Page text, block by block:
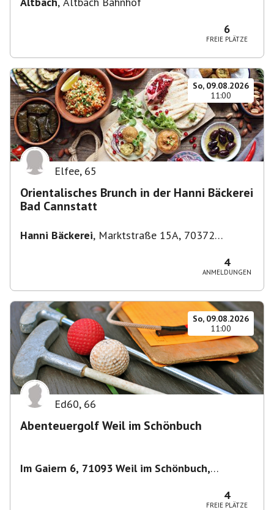
6
FREIE PLÄTZE
So, 09.08.2026
11:00
Elfee, 65
Orientalisches Brunch in der Hanni Bäckerei
Bad Cannstatt
Hanni Bäckerei, Marktstraße 15A, 70372
4
ANMELDUNGEN
So, 09.08.2026
11:00
Ed60, 66
Abenteuergolf Weil im Schönbuch
Im Gaiern 6, 71093 Weil im Schönbuch,
4
FREIE PLÄTZE